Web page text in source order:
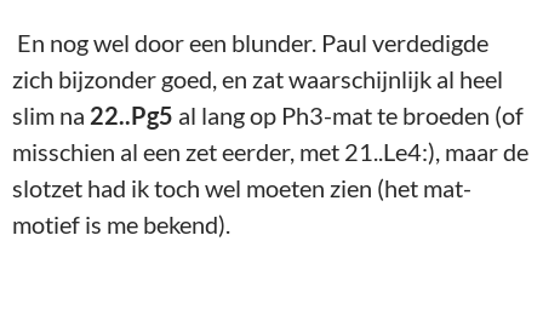
En nog wel door een blunder. Paul verdedigde
zich bijzonder goed, en zat waarschijnlijk al heel
slim na 22..Pg5 al lang op Ph3-mat te broeden (of
misschien al een zet eerder, met 21..Le4:), maar de
slotzet had ik toch wel moeten zien (het mat-
motief is me bekend).